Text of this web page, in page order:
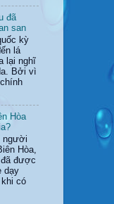
đã
san
kỳ
lá
lại nghĩ
Bởi vì
Hòa
người
Hòa,
được
dạy
có